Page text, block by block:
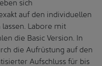
auf den individuellen
Labore mit
die Basic Version. In
die Aufrüstung auf den
Aufschluss für bis